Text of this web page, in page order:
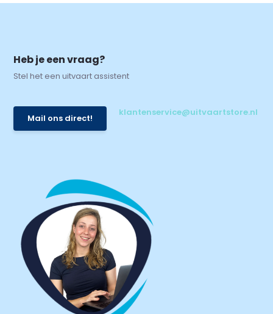
Heb je een vraag?
Stel het een uitvaart assistent
Mail ons direct!
klantenservice@uitvaartstore.nl